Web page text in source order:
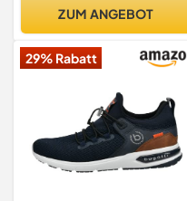
ZUM ANGEBOT
29% Rabatt